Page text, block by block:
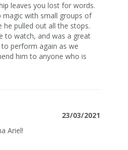
leaves you lost for words.
with small groups of
he pulled out all the stops.
to watch, and was a great
perform again as we
him to anyone who is
23/03/2021
Ariel!